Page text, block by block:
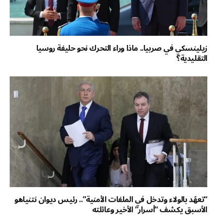
زيلينسكي في صربيا.. ماذا وراء التحرك نحو حليفة روسيا
التقليدية؟
“تعهّد بالولاء وتدخل في الملفات الأمنية”.. رئيس ديوان نتنياهو
الأسبق يكشف “أسرار” الأخير وعائلته